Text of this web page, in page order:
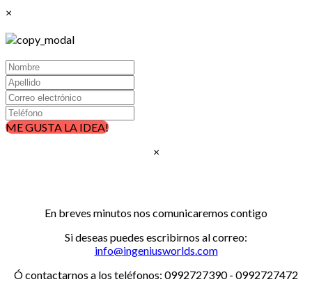
×
ME GUSTA LA IDEA!
×
En breves minutos nos comunicaremos contigo
Si deseas puedes escribirnos al correo:
info@ingeniusworlds.com
Ó contactarnos a los teléfonos: 0992727390 - 0992727472